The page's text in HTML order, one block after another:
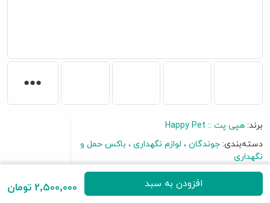
برند: هپی پت :: Happy Pet
دسته‌بندی: جوندگان لوازم نگهداری
باکس حمل و
نگهداری
افزودن به سبد 2٬500٬000 تومان
گفتگو آنلاین